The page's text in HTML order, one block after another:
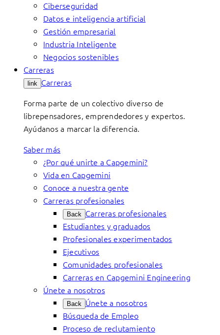
Ciberseguridad
Datos e inteligencia artificial
Gestión empresarial
Industria Inteligente
Negocios sostenibles
Carreras
link Carreras
Forma parte de un colectivo diverso de
librepensadores, emprendedores y expertos.
Ayúdanos a marcar la diferencia.
Saber más
¿Por qué unirte a Capgemini?
Vida en Capgemini
Conoce a nuestra gente
Carreras profesionales
Back Carreras profesionales
Estudiantes y graduados
Profesionales experimentados
Ejecutivos
Comunidades profesionales
Carreras en Capgemini Engineering
Únete a nosotros
Back Únete a nosotros
Búsqueda de Empleo
Proceso de reclutamiento